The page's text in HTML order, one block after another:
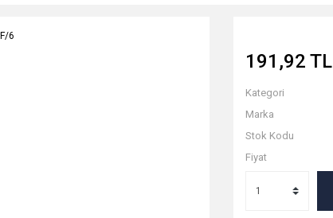
191,92 TL
Kategori
Marka
Stok Kodu
Fiyat